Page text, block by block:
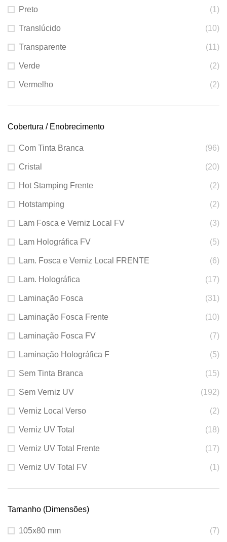
Preto (1)
Translúcido (10)
Transparente (11)
Verde (2)
Vermelho (2)
Cobertura / Enobrecimento
Com Tinta Branca (96)
Cristal (20)
Hot Stamping Frente (2)
Hotstamping (2)
Lam Fosca e Verniz Local FV (3)
Lam Holográfica FV (5)
Lam. Fosca e Verniz Local FRENTE (6)
Lam. Holográfica (17)
Laminação Fosca (31)
Laminação Fosca Frente (10)
Laminação Fosca FV (7)
Laminação Holográfica F (5)
Sem Tinta Branca (15)
Sem Verniz UV (192)
Verniz Local Verso (2)
Verniz UV Total (18)
Verniz UV Total Frente (17)
Verniz UV Total FV (1)
Tamanho (Dimensões)
105x80 mm (7)